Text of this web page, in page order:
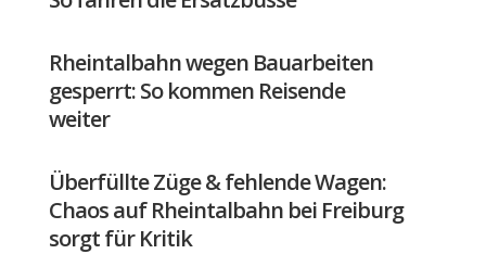
Rheintalbahn wegen Bauarbeiten
gesperrt: So kommen Reisende
weiter
Überfüllte Züge & fehlende Wagen:
Chaos auf Rheintalbahn bei Freiburg
sorgt für Kritik